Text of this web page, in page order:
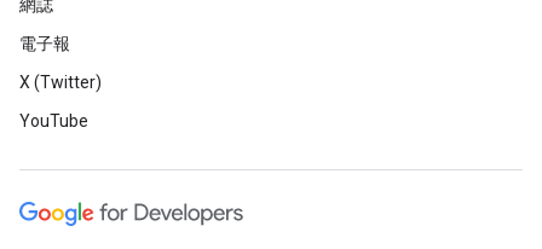
網誌
電子報
X (Twitter)
YouTube